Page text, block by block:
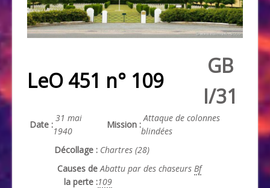
LeO 451 n° 109
GB
I/31
Date :
31 mai
1940
Mission :
Attaque de colonnes
blindées
Décollage : Chartres (28)
Causes de
la perte :
Abattu par des chaseurs Bf
109